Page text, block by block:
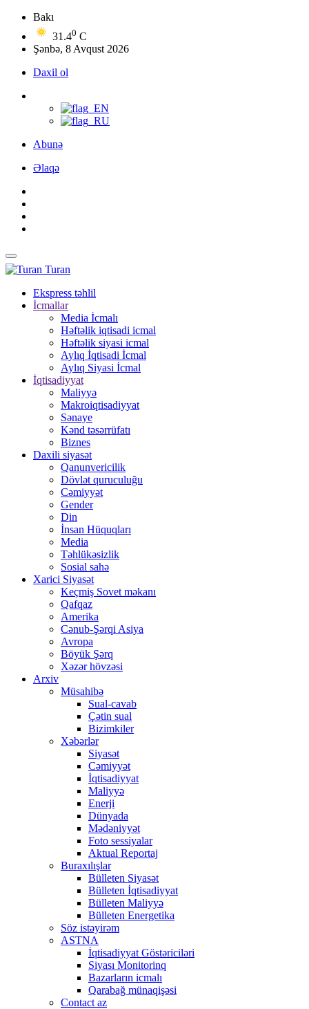
Bakı
31.40 C
Şənbə, 8 Avqust 2026
Daxil ol
Abunə
Əlaqə
Turan
Ekspress təhlil
İcmallar
Media İcmalı
Həftəlik iqtisadi icmal
Həftəlik siyasi icmal
Aylıq İqtisadi İcmal
Aylıq Siyasi İcmal
İqtisadiyyat
Maliyyə
Makroiqtisadiyyat
Sənaye
Kənd təsərrüfatı
Biznes
Daxili siyasət
Qanunvericilik
Dövlət quruculuğu
Cəmiyyət
Gender
Din
İnsan Hüquqları
Media
Təhlükəsizlik
Sosial sahə
Xarici Siyasət
Keçmiş Sovet məkanı
Qafqaz
Amerika
Cənub-Şərqi Asiya
Avropa
Böyük Şərq
Xəzər hövzəsi
Arxiv
Müsahibə
Sual-cavab
Çətin sual
Bizimkiler
Xəbərlər
Siyasət
Cəmiyyət
İqtisadiyyat
Maliyyə
Enerji
Dünyada
Mədəniyyət
Foto sessiyalar
Aktual Reportaj
Buraxılışlar
Bülleten Siyasət
Bülleten İqtisadiyyat
Bülleten Maliyyə
Bülleten Energetika
Söz istəyirəm
ASTNA
İqtisadiyyat Göstəriciləri
Siyası Monitorinq
Bazarların icmalı
Qarabağ münaqişəsi
Contact az